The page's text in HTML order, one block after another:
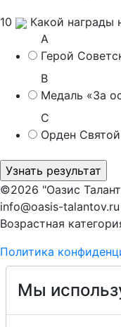
10
Какой награды
A
Герой
B
Медаль «За
C
Орден
©2026 "Оазис
info@oasis-talantov.ru
Возрастная
Политика
Мы